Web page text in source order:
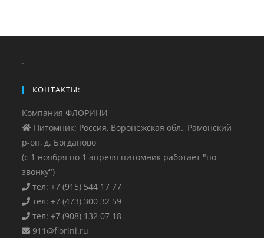
.
КОНТАКТЫ:
Компания ФЛОРИНИ
Питомник: Россия, Воронежская обл., Рамонский
р-он, д. Богданово
(с 1 ноября по 1 апреля питомник работает "по
звонку")
тел: +7 (915) 544 17 77
тел: +7 (473) 300 32 59
тел: +7 (908) 132 07 18
911@florini.ru